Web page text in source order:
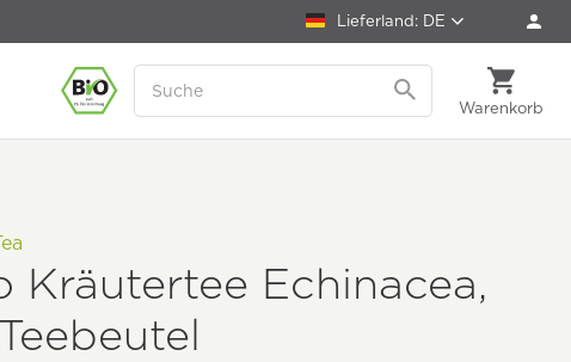
Lieferland: DE
Warenkorb
Kräutertee Echinacea,